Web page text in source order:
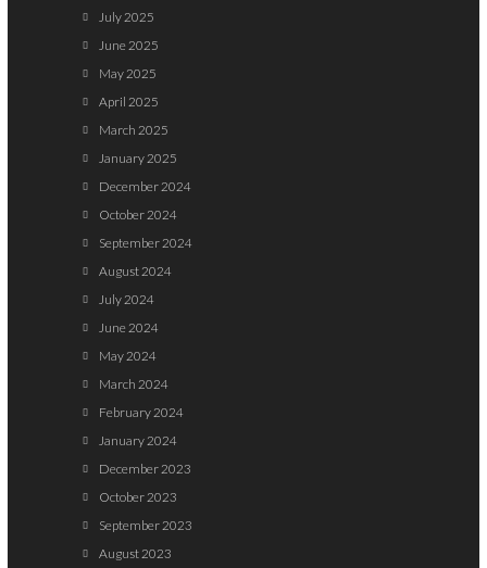
July 2025
June 2025
May 2025
April 2025
March 2025
January 2025
December 2024
October 2024
September 2024
August 2024
July 2024
June 2024
May 2024
March 2024
February 2024
January 2024
December 2023
October 2023
September 2023
August 2023